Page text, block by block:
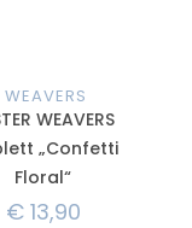
WEAVERS
WEAVERS
„Confetti
Floral“
€13,90